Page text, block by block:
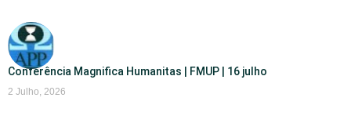
Conferência Magnifica Humanitas | FMUP | 16 julho
2 Julho, 2026